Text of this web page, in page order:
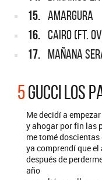
15. AMARGURA
16. CAIRO (FT.
17. MAÑANA
5GUCCI LOS
Me decidí a
y ahogar por fin las
me tomé
ya comprendí que el
después de
año